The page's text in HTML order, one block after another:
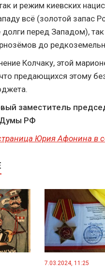
и режим киевских
всё (золотой запас
долги перед Западом),
до
Колчаку, этой
предающихся этому
заместитель
Думы РФ
Юрия Афонина в
7.03.2024, 11:25